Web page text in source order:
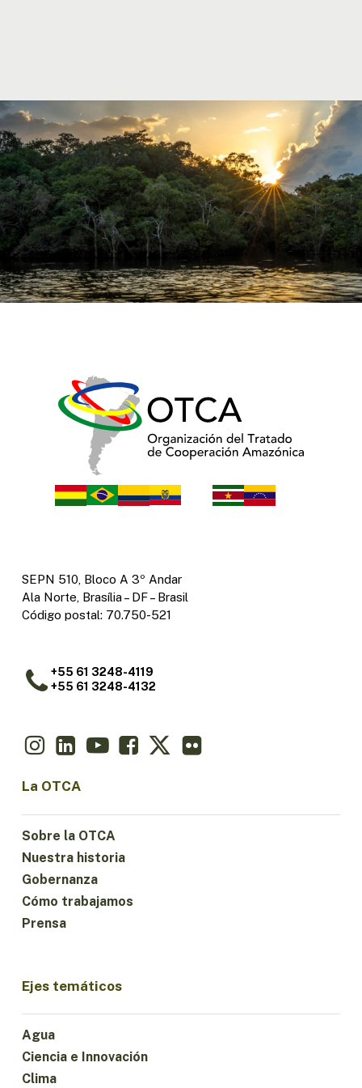
SEPN 510, Bloco A 3º Andar
Ala Norte, Brasília – DF – Brasil
Código postal: 70.750-521
+55 61 3248-4119
+55 61 3248-4132
La OTCA
Sobre la OTCA
Nuestra historia
Gobernanza
Cómo trabajamos
Prensa
Ejes temáticos
Agua
Ciencia e Innovación
Clima